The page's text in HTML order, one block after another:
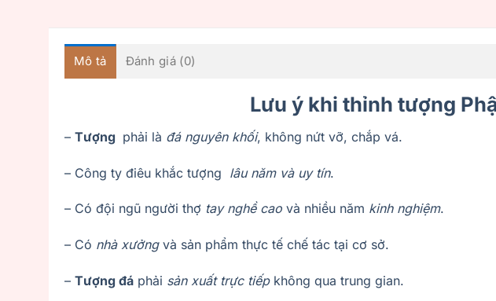
Mô tả Đánh giá (0)
Lưu ý khi thỉnh tượng
– Tượng phải là đá nguyên khối, không nứt vỡ, chắp vá.
– Công ty điêu khắc tượng lâu năm và uy tín.
– Có đội ngũ người thợ tay nghề cao và nhiều năm kinh nghiệm.
– Có nhà xưởngvà sản phẩm thực tế chế tác tại cơ sở.
– Tượng đá phải sản xuất trực tiếpkhông qua trung gian.